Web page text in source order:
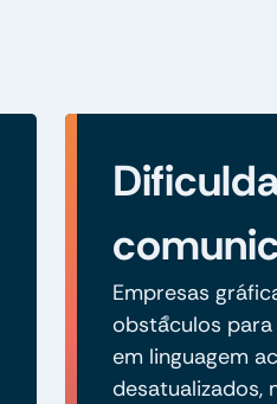
Empresas
obstáculos
em linguagem
desatualizados,